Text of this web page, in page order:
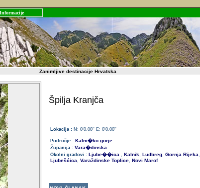
Informacije
Zanimljive destinacije Hrvatska
Špilja Kranjča
Lokacija : N: 0'0.00'' E: 0'0.00''
Područje : Kalni�ko gorje
Županija : Vara�dinska
Okolni gradovi : Ljube��ica , Kalnik, Ludbreg, Gornja Rijeka,
Ljubešćica, Varaždinske Toplice, Novi Marof